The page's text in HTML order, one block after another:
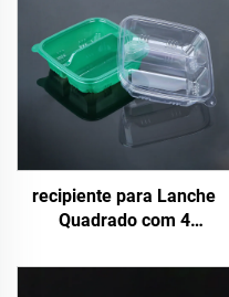
recipiente para Lanche
Quadrado com 4